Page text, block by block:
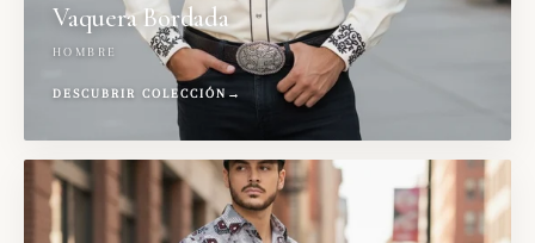
Vaquera Bordada
HOMBRE
DESCUBRIR COLECCIÓN →